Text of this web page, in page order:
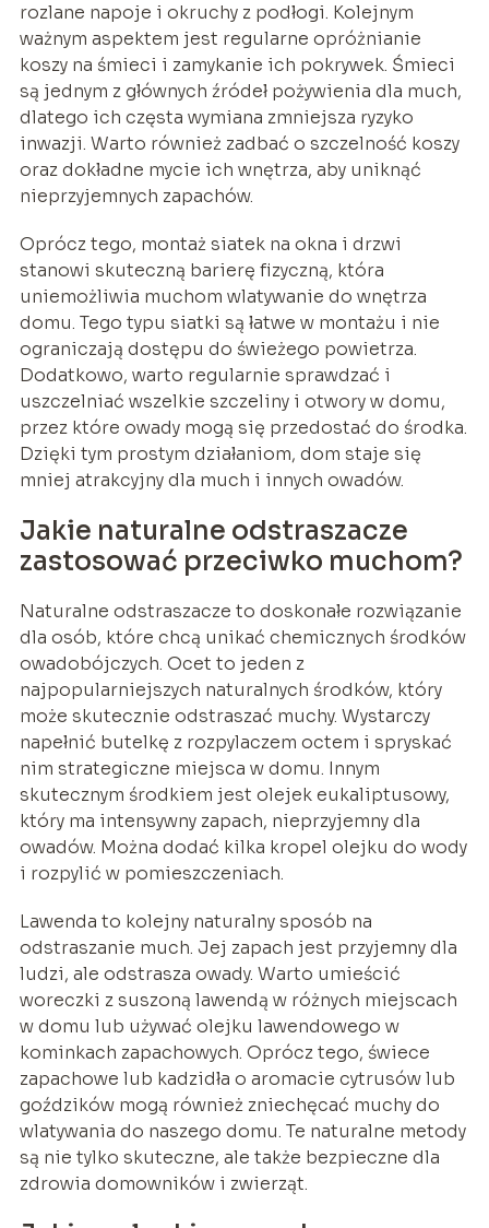
rozlane napoje i okruchy z podłogi. Kolejnym
ważnym aspektem jest regularne opróżnianie
koszy na śmieci i zamykanie ich pokrywek. Śmieci
są jednym z głównych źródeł pożywienia dla much,
dlatego ich częsta wymiana zmniejsza ryzyko
inwazji. Warto również zadbać o szczelność koszy
oraz dokładne mycie ich wnętrza, aby uniknąć
nieprzyjemnych zapachów.
Oprócz tego, montaż siatek na okna i drzwi
stanowi skuteczną barierę fizyczną, która
uniemożliwia muchom wlatywanie do wnętrza
domu. Tego typu siatki są łatwe w montażu i nie
ograniczają dostępu do świeżego powietrza.
Dodatkowo, warto regularnie sprawdzać i
uszczelniać wszelkie szczeliny i otwory w domu,
przez które owady mogą się przedostać do środka.
Dzięki tym prostym działaniom, dom staje się
mniej atrakcyjny dla much i innych owadów.
Jakie naturalne odstraszacze
zastosować przeciwko muchom?
Naturalne odstraszacze to doskonałe rozwiązanie
dla osób, które chcą unikać chemicznych środków
owadobójczych. Ocet to jeden z
najpopularniejszych naturalnych środków, który
może skutecznie odstraszać muchy. Wystarczy
napełnić butelkę z rozpylaczem octem i spryskać
nim strategiczne miejsca w domu. Innym
skutecznym środkiem jest olejek eukaliptusowy,
który ma intensywny zapach, nieprzyjemny dla
owadów. Można dodać kilka kropel olejku do wody
i rozpylić w pomieszczeniach.
Lawenda to kolejny naturalny sposób na
odstraszanie much. Jej zapach jest przyjemny dla
ludzi, ale odstrasza owady. Warto umieścić
woreczki z suszoną lawendą w różnych miejscach
w domu lub używać olejku lawendowego w
kominkach zapachowych. Oprócz tego, świece
zapachowe lub kadzidła o aromacie cytrusów lub
goździków mogą również zniechęcać muchy do
wlatywania do naszego domu. Te naturalne metody
są nie tylko skuteczne, ale także bezpieczne dla
zdrowia domowników i zwierząt.